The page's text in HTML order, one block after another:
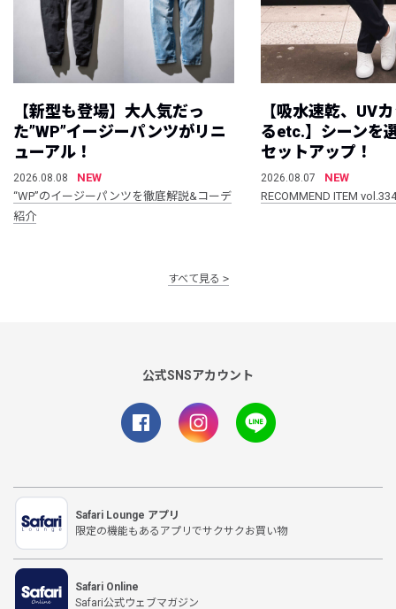
【新型も登場】大人気だっ
た”WP”イージーパンツがリニ
ューアル！
2026.08.08
NEW
“WP”のイージーパンツを徹底解説&コーデ
紹介
【吸水速乾、UV
るetc.】シーンを
セットアップ！
2026.08.07
NEW
RECOMMEND ITEM vol.334
すべて見る
公式SNSアカウント
Safari Lounge アプリ
限定の機能もあるアプリでサクサクお買い物
Safari Online
Safari公式ウェブマガジン